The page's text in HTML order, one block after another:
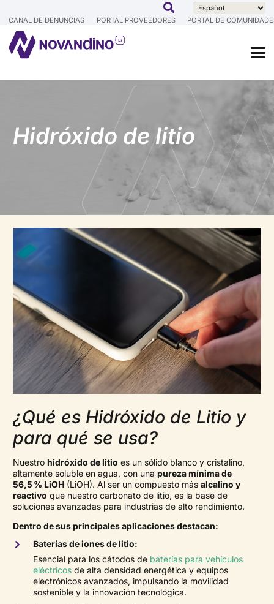
CANAL DE DENUNCIAS PORTAL PROVEEDORES PORTAL DE
Hidróxido de litio
¿Qué es Hidróxido de Litio y
para qué se usa?
Nuestro hidróxido de litio es un sólido blanco y cristalino,
altamente soluble en agua, con una pureza mínima de
56,5 % LiOH (LiOH). Al ser un compuesto más alcalino y
reactivo que nuestro carbonato de litio, es la base de
soluciones avanzadas para industrias de alto rendimiento.
Dentro de sus principales aplicaciones destacan:
Baterías de iones de litio:
Esencial para los cátodos de baterías para vehículos
eléctricos de alta densidad energética y equipos
electrónicos avanzados, impulsando la movilidad
sostenible y la innovación tecnológica.